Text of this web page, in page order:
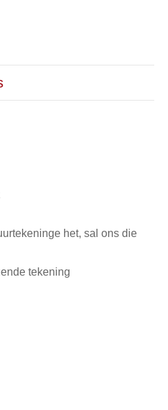
het, sal ons die
tekening